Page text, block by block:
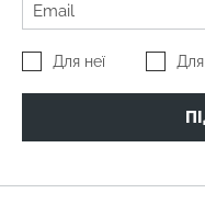
Для неї